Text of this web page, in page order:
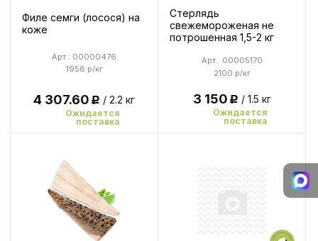
Филе семги (лосося) на
коже
1958 р/кг
Арт.: 00000476
4 307.60Р / 2.2 кг
Ожидается
поставка
Стерлядь
свежемороженая не
потрошенная 1,5-2 кг
2100 р/кг
Арт.: 00005170
3 150Р / 1.5 кг
Ожидается
поставка